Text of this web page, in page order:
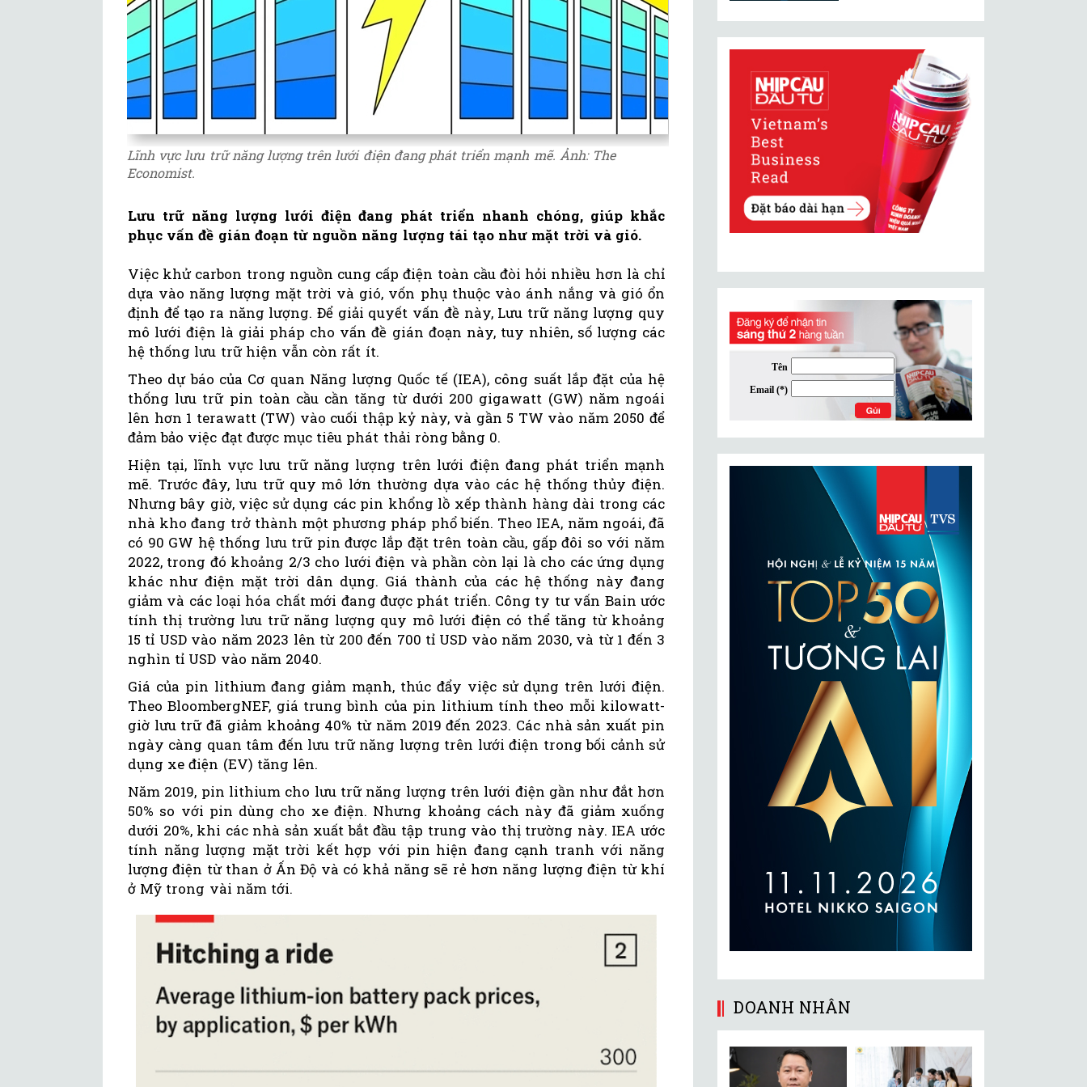
Lĩnh vực lưu trữ năng lượng trên lưới điện đang phát triển mạnh mẽ. Ảnh: The
Economist.
Lưu trữ năng lượng lưới điện đang phát triển nhanh chóng, giúp khắc
phục vấn đề gián đoạn từ nguồn năng lượng tái tạo như mặt trời và gió.
Việc khử carbon trong nguồn cung cấp điện toàn cầu đòi hỏi nhiều hơn là chỉ
dựa vào năng lượng mặt trời và gió, vốn phụ thuộc vào ánh nắng và gió ổn
định để tạo ra năng lượng. Để giải quyết vấn đề này, Lưu trữ năng lượng quy
mô lưới điện là giải pháp cho vấn đề gián đoạn này, tuy nhiên, số lượng các
hệ thống lưu trữ hiện vẫn còn rất ít.
Theo dự báo của Cơ quan Năng lượng Quốc tế (IEA), công suất lắp đặt của hệ
thống lưu trữ pin toàn cầu cần tăng từ dưới 200 gigawatt (GW) năm ngoái
lên hơn 1 terawatt (TW) vào cuối thập kỷ này, và gần 5 TW vào năm 2050 để
đảm bảo việc đạt được mục tiêu phát thải ròng bằng 0.
Hiện tại, lĩnh vực lưu trữ năng lượng trên lưới điện đang phát triển mạnh
mẽ. Trước đây, lưu trữ quy mô lớn thường dựa vào các hệ thống thủy điện.
Nhưng bây giờ, việc sử dụng các pin khổng lồ xếp thành hàng dài trong các
nhà kho đang trở thành một phương pháp phổ biến. Theo IEA, năm ngoái, đã
có 90 GW hệ thống lưu trữ pin được lắp đặt trên toàn cầu, gấp đôi so với năm
2022, trong đó khoảng 2/3 cho lưới điện và phần còn lại là cho các ứng dụng
khác như điện mặt trời dân dụng. Giá thành của các hệ thống này đang
giảm và các loại hóa chất mới đang được phát triển. Công ty tư vấn Bain ước
tính thị trường lưu trữ năng lượng quy mô lưới điện có thể tăng từ khoảng
15 tỉ USD vào năm 2023 lên từ 200 đến 700 tỉ USD vào năm 2030, và từ 1 đến 3
nghìn tỉ USD vào năm 2040.
Giá của pin lithium đang giảm mạnh, thúc đẩy việc sử dụng trên lưới điện.
Theo BloombergNEF, giá trung bình của pin lithium tính theo mỗi kilowatt-
giờ lưu trữ đã giảm khoảng 40% từ năm 2019 đến 2023. Các nhà sản xuất pin
ngày càng quan tâm đến lưu trữ năng lượng trên lưới điện trong bối cảnh sử
dụng xe điện (EV) tăng lên.
Năm 2019, pin lithium cho lưu trữ năng lượng trên lưới điện gần như đắt hơn
50% so với pin dùng cho xe điện. Nhưng khoảng cách này đã giảm xuống
dưới 20%, khi các nhà sản xuất bắt đầu tập trung vào thị trường này. IEA ước
tính năng lượng mặt trời kết hợp với pin hiện đang cạnh tranh với năng
lượng điện từ than ở Ấn Độ và có khả năng sẽ rẻ hơn năng lượng điện từ khí
ở Mỹ trong vài năm tới.
DOANH NHÂN